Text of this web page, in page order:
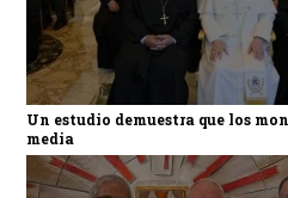
Un estudio demuestra que los
media